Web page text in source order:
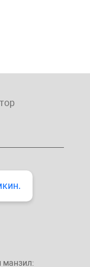
манзил: